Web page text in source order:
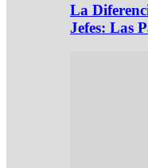
La
Jefes: Las